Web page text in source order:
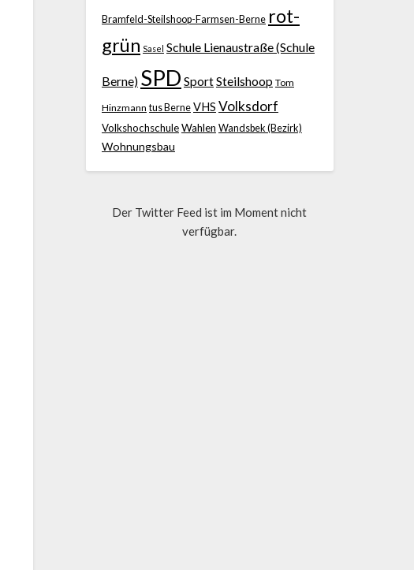
Bramfeld-Steilshoop-Farmsen-Berne rot-
grün Sasel Schule Lienaustraße (Schule
Berne) SPD SportSteilshoop Tom
Hinzmann tus Berne VHS Volksdorf
VolkshochschuleWahlen Wandsbek (Bezirk)
Wohnungsbau
Der Twitter Feed ist im Moment nicht
verfügbar.